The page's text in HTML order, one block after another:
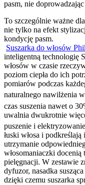
To szczególnie ważne
nie tylko na efekt
kondycję pasm.
Suszarka do włosów
inteligentną technologię
włosów w czasie
poziom ciepła do ich
pomiarów podczas
naturalnego nawilżenia
czas suszenia nawet o
uwalnia dwukrotnie
puszenie i
łuski włosa i
utrzymanie
włosomaniaczki
pielęgnacji. W zestawie
dyfuzor, nasadka
dzięki czemu suszarka